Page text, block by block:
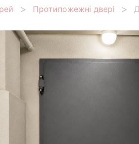
Протипожежні двері